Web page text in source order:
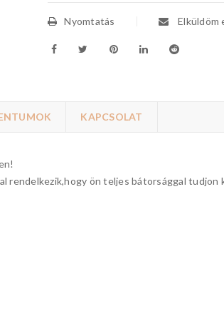
Nyomtatás Elküldöm
KAPCSOLAT
ön teljes bátorsággal tudjon